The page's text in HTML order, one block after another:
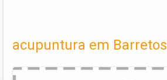
acupuntura em Barretos